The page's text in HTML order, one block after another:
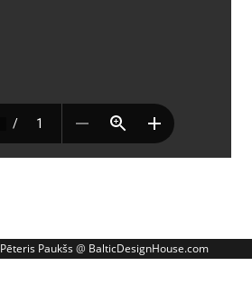
Pēteris Paukšs@ BalticDesignHouse.com